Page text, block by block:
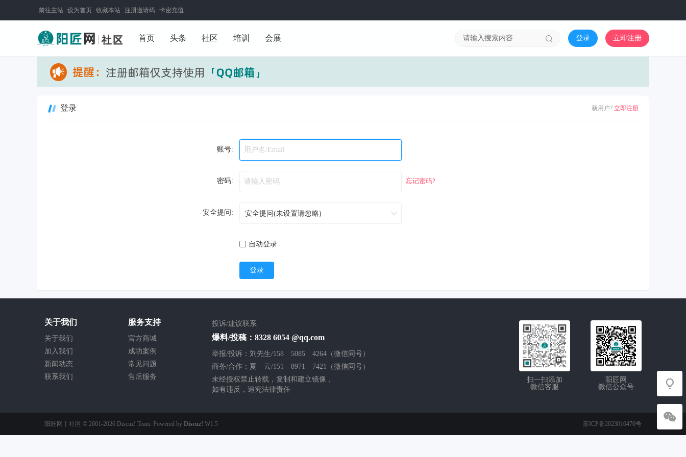
前往主站 设为首页 收藏本站 注册邀请码 卡密充值
首页 头条 社区 培训 会展 登录 立即注册
新用户? 立即注册
登录
账号:
密码: 忘记密码?
安全提问:
自动登录
登录
关于我们
关于我们
加入我们
新闻动态
联系我们
服务支持
官方商城
成功案例
常见问题
售后服务
投诉/建议联系
爆料/投稿：8328 6054 @qq.com
举报/投诉：刘先生/158 5085 4264（微信同号）
商务/合作：夏 云/151 8971 7421（微信同号）
未经授权禁止转载，复制和建立镜像，
如有违反，追究法律责任
阳匠网
微信公众号
扫一扫添加
微信客服
阳匠网丨社区 © 2001-2026 Discuz! Team. Powered by Discuz! W1.5 苏ICP备2023010470号